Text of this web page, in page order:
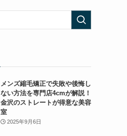
メンズ縮毛矯正で失敗や後悔し
ない方法を専門店4cmが解説！
金沢のストレートが得意な美容
室
2025年9月6日